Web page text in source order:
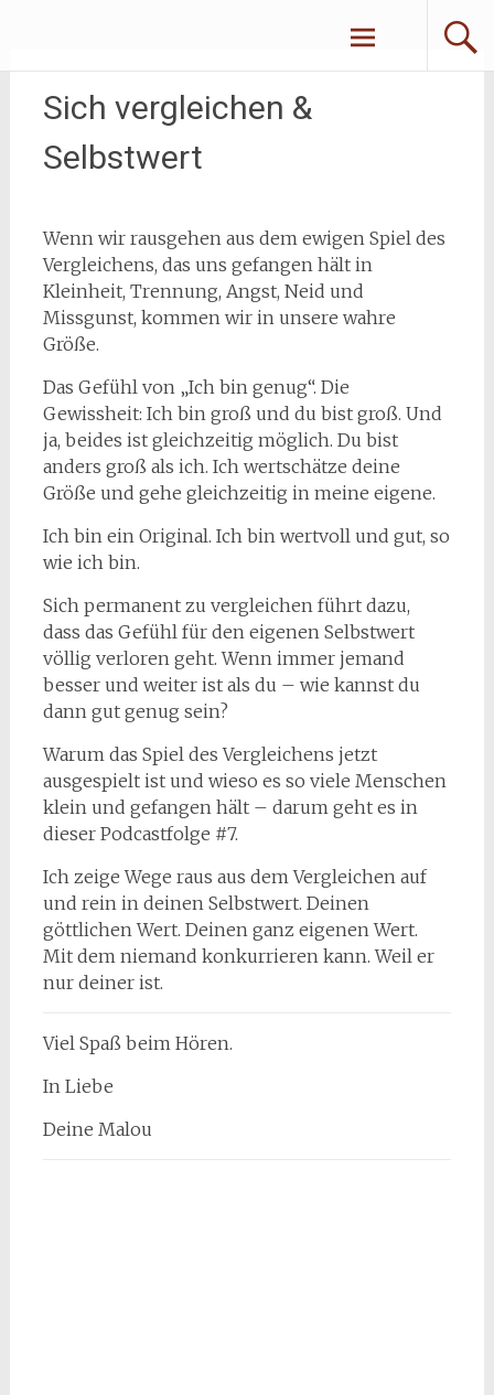
springen
Sich vergleichen &
Selbstwert
Wenn wir rausgehen aus dem ewigen Spiel des
Vergleichens, das uns gefangen hält in
Kleinheit, Trennung, Angst, Neid und
Missgunst, kommen wir in unsere wahre
Größe.
Das Gefühl von „Ich bin genug“. Die
Gewissheit: Ich bin groß und du bist groß. Und
ja, beides ist gleichzeitig möglich. Du bist
anders groß als ich. Ich wertschätze deine
Größe und gehe gleichzeitig in meine eigene.
Ich bin ein Original. Ich bin wertvoll und gut, so
wie ich bin.
Sich permanent zu vergleichen führt dazu,
dass das Gefühl für den eigenen Selbstwert
völlig verloren geht. Wenn immer jemand
besser und weiter ist als du – wie kannst du
dann gut genug sein?
Warum das Spiel des Vergleichens jetzt
ausgespielt ist und wieso es so viele Menschen
klein und gefangen hält – darum geht es in
dieser Podcastfolge #7.
Ich zeige Wege raus aus dem Vergleichen auf
und rein in deinen Selbstwert. Deinen
göttlichen Wert. Deinen ganz eigenen Wert.
Mit dem niemand konkurrieren kann. Weil er
nur deiner ist.
Viel Spaß beim Hören.
In Liebe
Deine Malou